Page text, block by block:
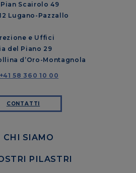
Scairolo 49
Lugano-Pazzallo
e Uffici
del Piano 29
d’Oro-Montagnola
+41 58 360 10 00
CONTATTI
CHI SIAMO
PILASTRI